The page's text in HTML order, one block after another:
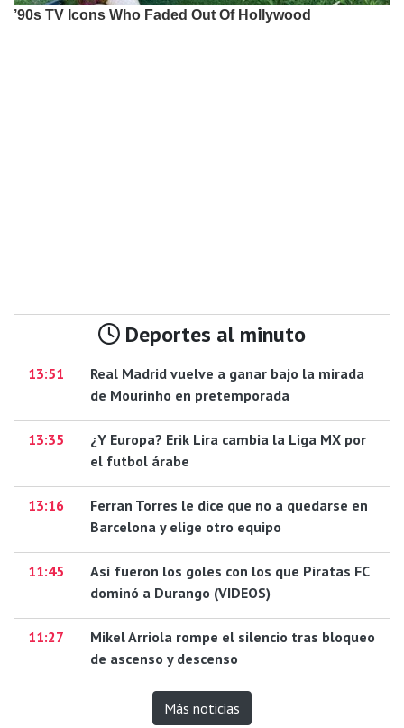
Deportes al minuto
13:51
Real Madrid vuelve a ganar bajo la mirada
de Mourinho en pretemporada
13:35
¿Y Europa? Erik Lira cambia la Liga MX por
el futbol árabe
13:16
Ferran Torres le dice que no a quedarse en
Barcelona y elige otro equipo
11:45
Así fueron los goles con los que Piratas FC
dominó a Durango (VIDEOS)
11:27
Mikel Arriola rompe el silencio tras bloqueo
de ascenso y descenso
Más noticias